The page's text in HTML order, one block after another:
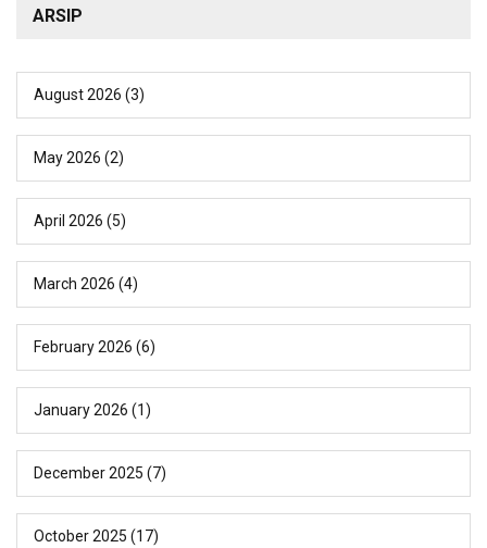
ARSIP
August 2026 (3)
May 2026 (2)
April 2026 (5)
March 2026 (4)
February 2026 (6)
January 2026 (1)
December 2025 (7)
October 2025 (17)